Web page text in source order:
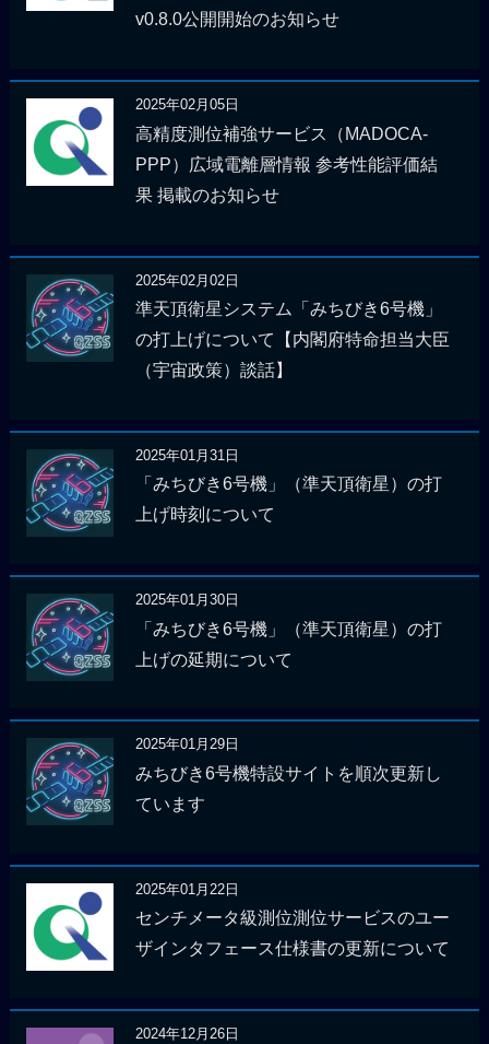
v0.8.0公開開始のお知らせ
2025年02月05日
高精度測位補強サービス（MADOCA-
PPP）広域電離層情報 参考性能評価結
果 掲載のお知らせ
2025年02月02日
準天頂衛星システム「みちびき6号機」
の打上げについて【内閣府特命担当大臣
（宇宙政策）談話】
2025年01月31日
「みちびき6号機」（準天頂衛星）の打
上げ時刻について
2025年01月30日
「みちびき6号機」（準天頂衛星）の打
上げの延期について
2025年01月29日
みちびき6号機特設サイトを順次更新し
ています
2025年01月22日
センチメータ級測位測位サービスのユー
ザインタフェース仕様書の更新について
2024年12月26日